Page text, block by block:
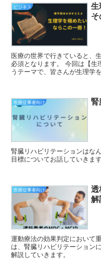
ビジネス
生
そ
医療の世界で行きていると、
必須となります。 今回は【生
うテーマで、皆さんが生理学
医療従事者向け 腎
腎臓リハビリテーションはな
目標についてお話していきます
医療従事者向け
透
解
運動療法の効果判定において
は、腎臓リハビリテーション
解説していきます。